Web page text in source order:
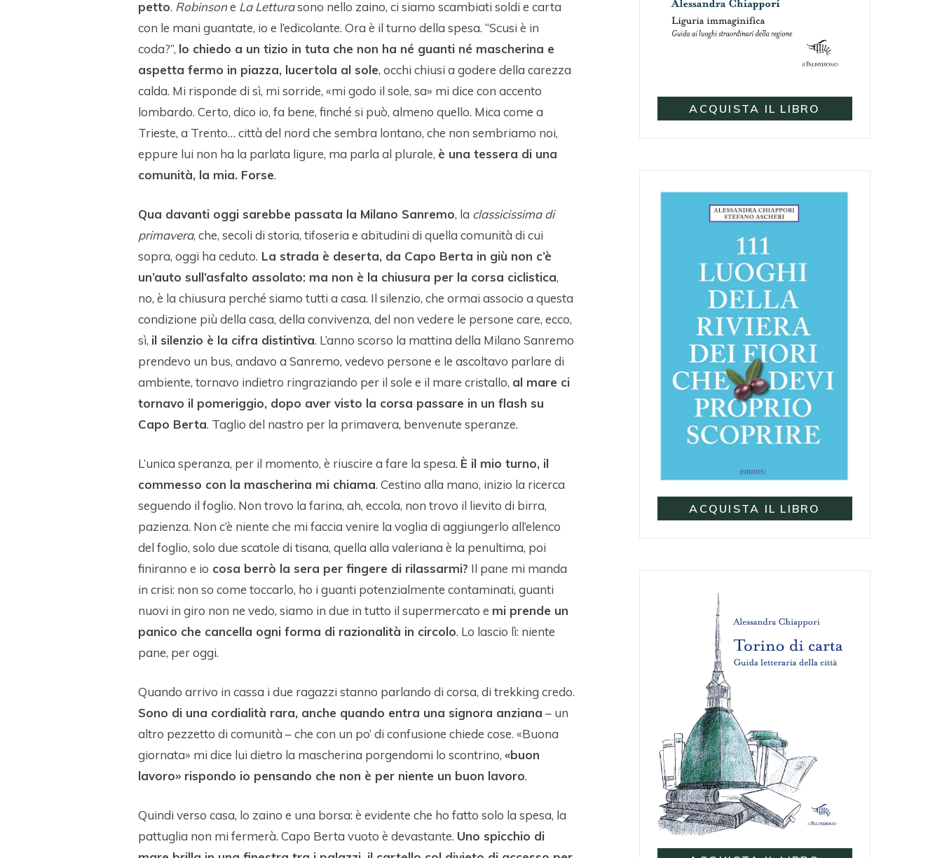
petto. Robinsone La Letturasono nello zaino, ci siamo scambiati soldi e carta
con le mani guantate, io e l’edicolante. Ora è il turno della spesa. “Scusi è in
coda?”, lo chiedo a un tizio in tuta che non ha né guanti né mascherina e
aspetta fermo in piazza, lucertola al sole, occhi chiusi a godere della carezza
calda. Mi risponde di sì, mi sorride, «mi godo il sole, sa» mi dice con accento
lombardo. Certo, dico io, fa bene, finché si può, almeno quello. Mica come a
Trieste, a Trento… città del nord che sembra lontano, che non sembriamo noi,
eppure lui non ha la parlata ligure, ma parla al plurale, è una tessera di una
comunità, la mia. Forse.
Qua davanti oggi sarebbe passata la Milano Sanremo, la classicissima di
primavera, che, secoli di storia, tifoseria e abitudini di quella comunità di cui
sopra, oggi ha ceduto. La strada è deserta, da Capo Berta in giù non c’è
un’auto sull’asfalto assolato: ma non è la chiusura per la corsa ciclistica,
no, è la chiusura perché siamo tutti a casa. Il silenzio, che ormai associo a questa
condizione più della casa, della convivenza, del non vedere le persone care, ecco,
sì, il silenzio è la cifra distintiva. L’anno scorso la mattina della Milano Sanremo
prendevo un bus, andavo a Sanremo, vedevo persone e le ascoltavo parlare di
ambiente, tornavo indietro ringraziando per il sole e il mare cristallo, al mare ci
tornavo il pomeriggio, dopo aver visto la corsa passare in un flash su
Capo Berta. Taglio del nastro per la primavera, benvenute speranze.
L’unica speranza, per il momento, è riuscire a fare la spesa. È il mio turno, il
commesso con la mascherina mi chiama. Cestino alla mano, inizio la ricerca
seguendo il foglio. Non trovo la farina, ah, eccola, non trovo il lievito di birra,
pazienza. Non c’è niente che mi faccia venire la voglia di aggiungerlo all’elenco
del foglio, solo due scatole di tisana, quella alla valeriana è la penultima, poi
finiranno e io cosa berrò la sera per fingere di rilassarmi? Il pane mi manda
in crisi: non so come toccarlo, ho i guanti potenzialmente contaminati, guanti
nuovi in giro non ne vedo, siamo in due in tutto il supermercato e mi prende un
panico che cancella ogni forma di razionalità in circolo. Lo lascio lì: niente
pane, per oggi.
Quando arrivo in cassa i due ragazzi stanno parlando di corsa, di trekking credo.
Sono di una cordialità rara, anche quando entra una signora anziana – un
altro pezzetto di comunità – che con un po’ di confusione chiede cose. «Buona
giornata» mi dice lui dietro la mascherina porgendomi lo scontrino, «buon
lavoro» rispondo io pensando che non è per niente un buon lavoro.
Quindi verso casa, lo zaino e una borsa: è evidente che ho fatto solo la spesa, la
pattuglia non mi fermerà. Capo Berta vuoto è devastante. Uno spicchio di
ACQUISTA IL LIBRO
ACQUISTA IL LIBRO